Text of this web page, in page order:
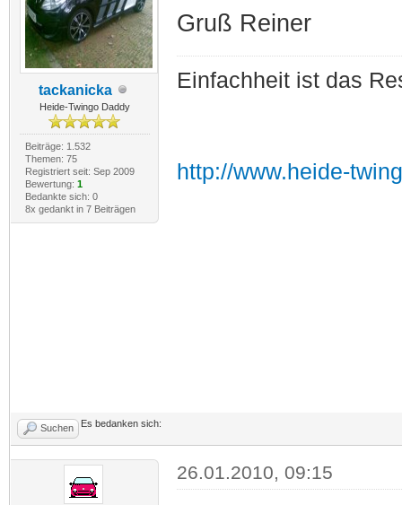
tackanicka
Heide-Twingo Daddy
Beiträge: 1.532
Themen: 75
Registriert seit: Sep 2009
Bewertung: 1
Bedankte sich: 0
8x gedankt in 7 Beiträgen
Gruß Reiner
Einfachheit ist das
http://www.heide-
Suchen Es bedanken sich:
26.01.2010, 09:15